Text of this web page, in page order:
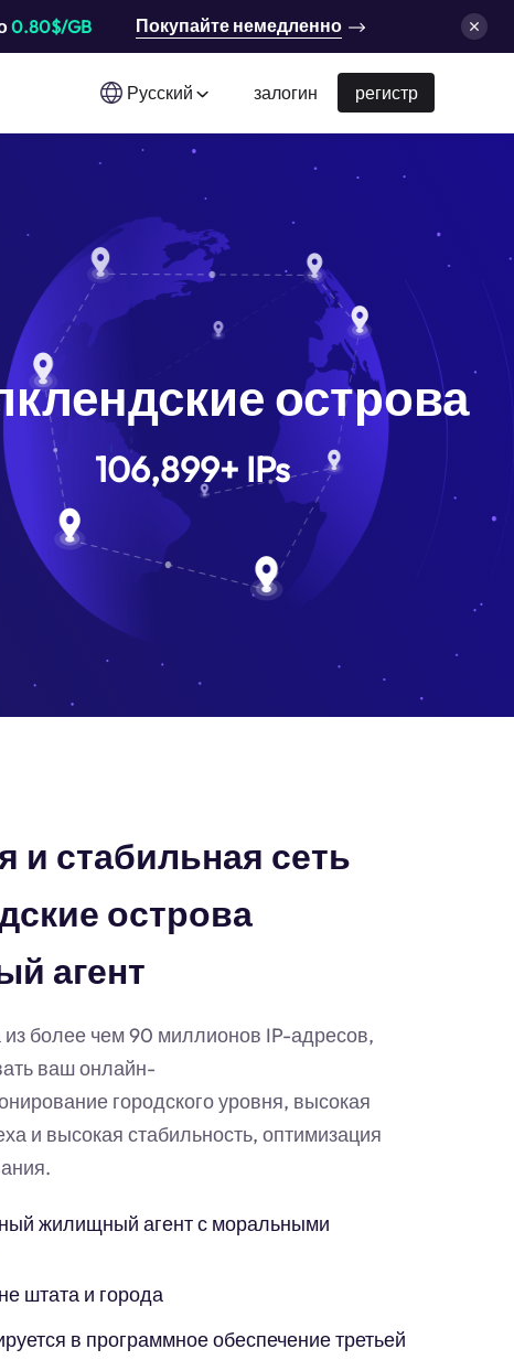
0.80$/GB Покупайте немедленно
Русский залогин регистр
острова
106,899+IPs
и стабильная сеть
острова
агент
из более чем 90 миллионов IP-адресов,
ваш онлайн-
городского уровня, высокая
и высокая стабильность, оптимизация
жилищный агент с моральными
штата и города
в программное обеспечение третьей